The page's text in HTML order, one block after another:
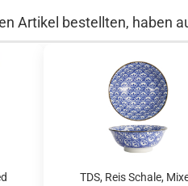
Artikel bestellten, haben
TDS, Reis Schale,